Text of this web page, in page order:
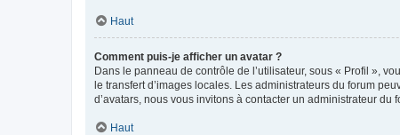
Haut
Comment puis-je afficher un avatar ?
Dans le panneau de contrôle de l’utilisateur, sous « Profil »,
le transfert d’images locales. Les administrateurs du forum
d’avatars, nous vous invitons à contacter un administrateur du
Haut